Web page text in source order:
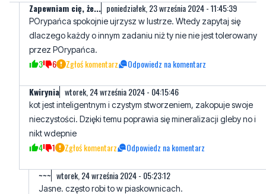
przez POrypańca.
3 6 Zgłoś komentarz Odpowiedz na komentarz
Kwirynia wtorek, 24 września 2024 - 04:15:46
kot jest inteligentnym i czystym stworzeniem, zakopuje swoje
nikt wdepnie
4 1 Zgłoś komentarz Odpowiedz na komentarz
~~~ wtorek, 24 września 2024 - 05:23:12
Jasne. często robi to w piaskownicach.
opcjakaszubska wtorek, 24 września 2024 - 12:49:42